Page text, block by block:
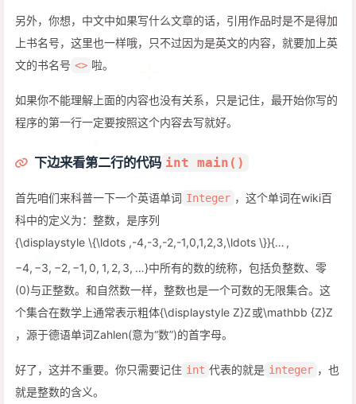
另外，你想，中文中如果写什么文章的话，引用作品时是不是得加
上书名号，这里也一样哦，只不过因为是英文的内容，就要加上英
文的书名号 <> 啦。
如果你不能理解上面的内容也没有关系，只是记住，最开始你写的
程序的第一行一定要按照这个内容去写就好。
下边来看第二行的代码 int main()
首先咱们来科普一下一个英语单词 Integer ，这个单词在wiki百
科中的定义为：整数，是序列
{\displaystyle \{\ldots ,-4,-3,-2,-1,0,1,2,3,\ldots \}}{… ,
−4, −3, −2, −1, 0, 1, 2, 3, …}中所有的数的统称，包括负整数、零
(0)与正整数。和自然数一样，整数也是一个可数的无限集合。这
个集合在数学上通常表示粗体{\displaystyle Z}Z或\mathbb {Z}Z
，源于德语单词Zahlen(意为“数”)的首字母。
好了，这并不重要。你只需要记住 int 代表的就是 integer ，也
就是整数的含义。